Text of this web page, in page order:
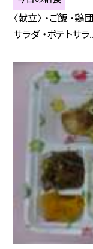
〈献立〉 ・ご飯 ・
サラダ ・ポテトサラ